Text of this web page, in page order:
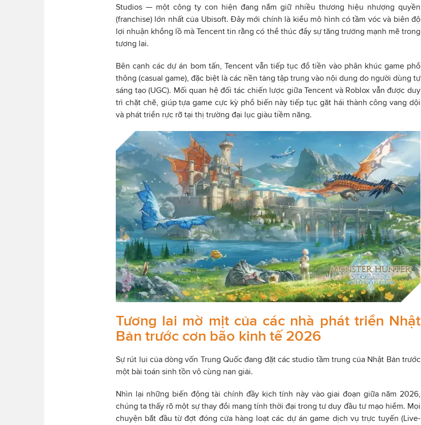
Studios — một công ty con hiện đang nắm giữ nhiều thương hiệu nhượng quyền
(franchise) lớn nhất của Ubisoft. Đây mới chính là kiểu mô hình có tầm vóc và biên độ
lợi nhuận khổng lồ mà Tencent tin rằng có thể thúc đẩy sự tăng trưởng mạnh mẽ trong
tương lai.
Bên cạnh các dự án bom tấn, Tencent vẫn tiếp tục đổ tiền vào phân khúc game phổ
thông (casual game), đặc biệt là các nền tảng tập trung vào nội dung do người dùng tự
sáng tạo (UGC). Mối quan hệ đối tác chiến lược giữa Tencent và Roblox vẫn được duy
trì chặt chẽ, giúp tựa game cực kỳ phổ biến này tiếp tục gặt hái thành công vang dội
và phát triển rực rỡ tại thị trường đại lục giàu tiềm năng.
Tương lai mờ mịt của các nhà phát triển Nhật
Bản trước cơn bão kinh tế 2026
Sự rút lui của dòng vốn Trung Quốc đang đặt các studio tầm trung của Nhật Bản trước
một bài toán sinh tồn vô cùng nan giải.
Nhìn lại những biến động tài chính đầy kịch tính này vào giai đoạn giữa năm 2026,
chúng ta thấy rõ một sự thay đổi mang tính thời đại trong tư duy đầu tư mạo hiểm. Mọi
chuyện bắt đầu từ đợt đóng cửa hàng loạt các dự án game dịch vụ trực tuyến (Live-